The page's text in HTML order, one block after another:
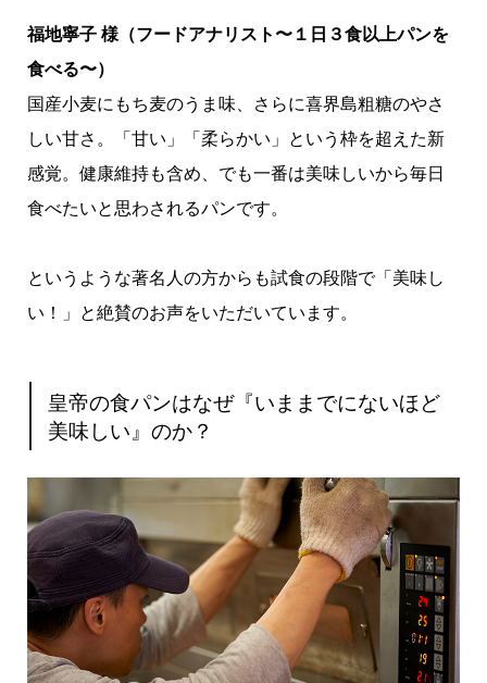
福地寧子 様（フードアナリスト〜１日３食以上パンを
食べる〜）
国産小麦にもち麦のうま味、さらに喜界島粗糖のやさ
しい甘さ。「甘い」「柔らかい」という枠を超えた新
感覚。健康維持も含め、でも一番は美味しいから毎日
食べたいと思わされるパンです。
というような著名人の方からも試食の段階で「美味し
い！」と絶賛のお声をいただいています。
皇帝の食パンはなぜ『いままでにないほど
美味しい』のか？